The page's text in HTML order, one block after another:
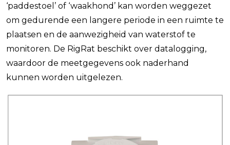
‘paddestoel’ of ‘waakhond’ kan worden weggezet
om gedurende een langere periode in een ruimte te
plaatsen en de aanwezigheid van waterstof te
monitoren. De RigRat beschikt over datalogging,
waardoor de meetgegevens ook naderhand
kunnen worden uitgelezen.